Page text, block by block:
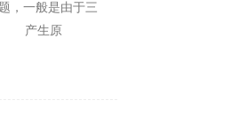
，一般是由于三
产生原